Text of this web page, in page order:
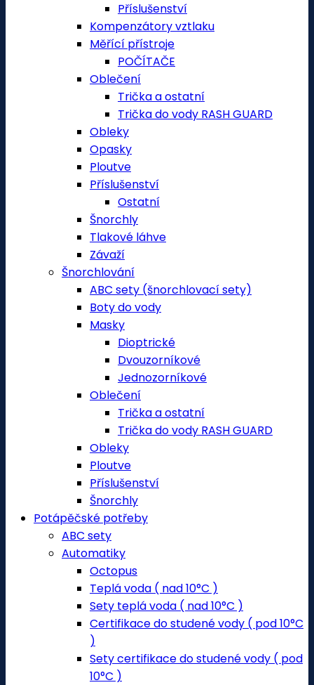
Příslušenství
Kompenzátory vztlaku
Měřící přístroje
POČÍTAČE
Oblečení
Trička a ostatní
Trička do vody RASH GUARD
Obleky
Opasky
Ploutve
Příslušenství
Ostatní
Šnorchly
Tlakové láhve
Závaží
Šnorchlování
ABC sety (šnorchlovací sety)
Boty do vody
Masky
Dioptrické
Dvouzorníkové
Jednozorníkové
Oblečení
Trička a ostatní
Trička do vody RASH GUARD
Obleky
Ploutve
Příslušenství
Šnorchly
Potápěčské potřeby
ABC sety
Automatiky
Octopus
Teplá voda ( nad 10°C )
Sety teplá voda ( nad 10°C )
Certifikace do studené vody ( pod 10°C
)
Sety certifikace do studené vody ( pod
10°C )